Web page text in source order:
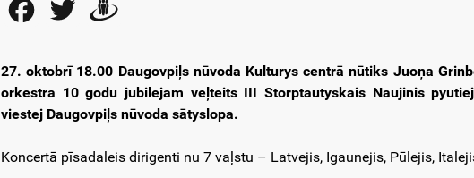
FacebookTwitter
27. oktobrī 18.00 Daugovpiļs nūvoda Kulturys centrā nūtiks Juoņa
orkestra 10 godu jubilejam veļteits III Storptautyskais Naujinis
viestej Daugovpiļs nūvoda sātyslopa.
Koncertā pīsadaleis dirigenti nu 7 vaļstu – Latvejis, Igaunejis, Pūlejis,